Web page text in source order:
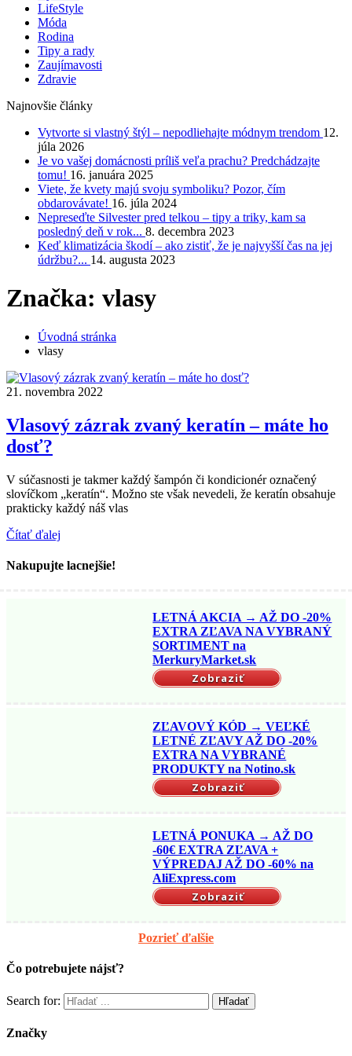
LifeStyle
Móda
Rodina
Tipy a rady
Zaujímavosti
Zdravie
Najnovšie články
Vytvorte si vlastný štýl – nepodliehajte módnym trendom 12.
júla 2026
Je vo vašej domácnosti príliš veľa prachu? Predchádzajte
tomu! 16. januára 2025
Viete, že kvety majú svoju symboliku? Pozor, čím
obdarovávate! 16. júla 2024
Nepreseďte Silvester pred telkou – tipy a triky, kam sa
posledný deň v rok... 8. decembra 2023
Keď klimatizácia škodí – ako zistiť, že je najvyšší čas na jej
údržbu?... 14. augusta 2023
Značka: vlasy
Úvodná stránka
vlasy
21. novembra 2022
Vlasový zázrak zvaný keratín – máte ho
dosť?
V súčasnosti je takmer každý šampón či kondicionér označený
slovíčkom „keratín“. Možno ste však nevedeli, že keratín obsahuje
prakticky každý náš vlas
Čítať ďalej
Nakupujte lacnejšie!
LETNÁ AKCIA → AŽ DO -20%
EXTRA ZĽAVA NA VYBRANÝ
SORTIMENT na
MerkuryMarket.sk
Zobraziť
ZĽAVOVÝ KÓD → VEĽKÉ
LETNÉ ZĽAVY AŽ DO -20%
EXTRA NA VYBRANÉ
PRODUKTY na Notino.sk
Zobraziť
LETNÁ PONUKA → AŽ DO
-60€ EXTRA ZĽAVA +
VÝPREDAJ AŽ DO -60% na
AliExpress.com
Zobraziť
Pozrieť ďalšie
Čo potrebujete nájsť?
Search for:
Značky